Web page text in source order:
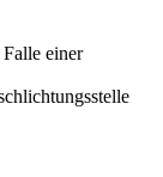
einer